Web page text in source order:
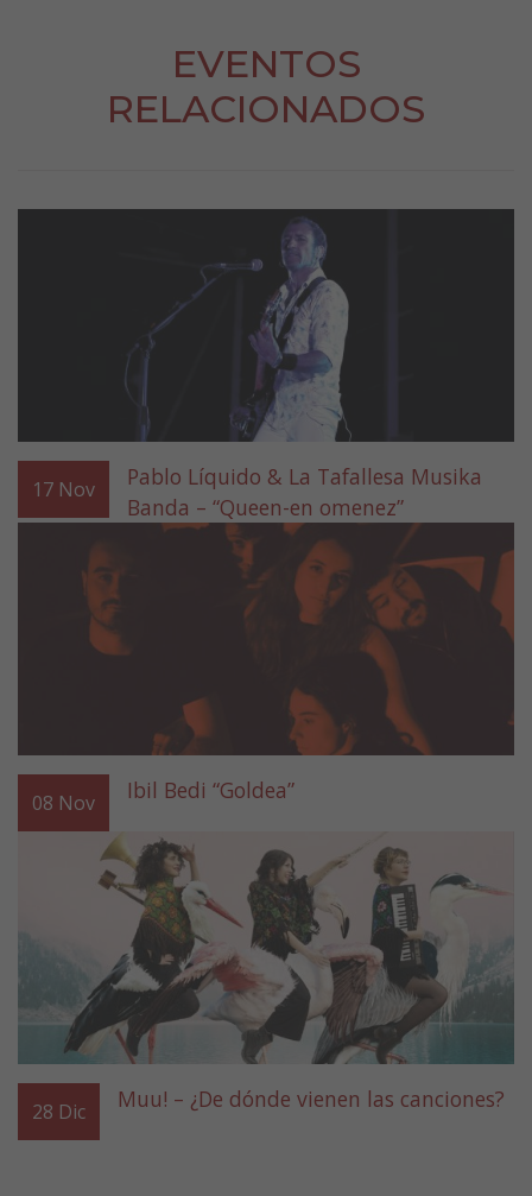
EVENTOS
RELACIONADOS
17 Nov
Pablo Líquido & La Tafallesa Musika
Banda – “Queen-en omenez”
08 Nov Ibil Bedi “Goldea”
28 Dic Muu! – ¿De dónde vienen las canciones?